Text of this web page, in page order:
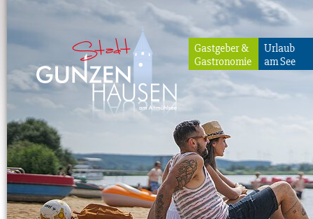
Gunzenhausen
Gastgeber &
Gastronomie
Urlaub
am See